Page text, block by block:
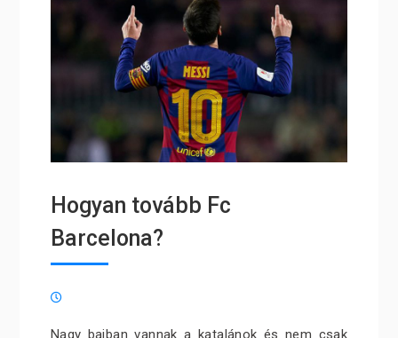
Hogyan tovább Fc
Barcelona?
Nagy bajban vannak a katalánok és nem csak